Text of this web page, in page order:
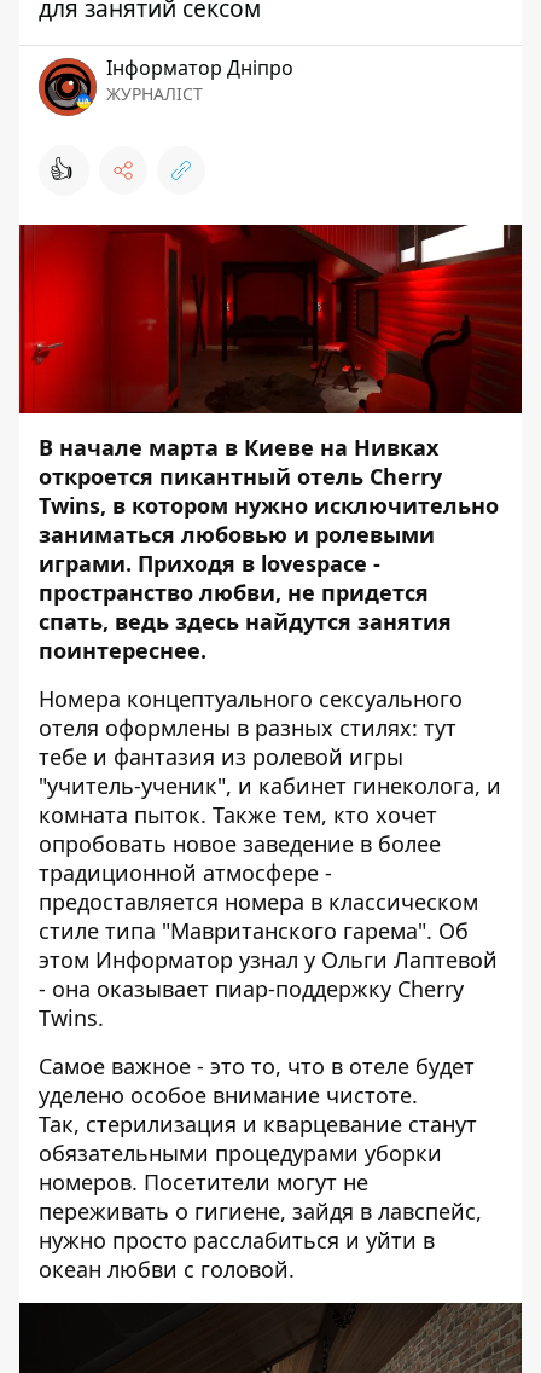
для занятий сексом
Інформатор Дніпро
ЖУРНАЛІСТ
👍
В начале марта в Киеве на Нивках
откроется пикантный отель Cherry
Twins, в котором нужно исключительно
заниматься любовью и ролевыми
играми. Приходя в lovespace -
пространство любви, не придется
спать, ведь здесь найдутся занятия
поинтереснее.
Номера концептуального сексуального
отеля оформлены в разных стилях: тут
тебе и фантазия из ролевой игры
"учитель-ученик", и кабинет гинеколога, и
комната пыток. Также тем, кто хочет
опробовать новое заведение в более
традиционной атмосфере -
предоставляется номера в классическом
стиле типа "Мавританского гарема". Об
этом Информатор узнал у Ольги Лаптевой
- она оказывает пиар-поддержку Cherry
Twins.
Самое важное - это то, что в отеле будет
уделено особое внимание чистоте.
Так, стерилизация и кварцевание станут
обязательными процедурами уборки
номеров. Посетители могут не
переживать о гигиене, зайдя в лавспейс,
нужно просто расслабиться и уйти в
океан любви с головой.